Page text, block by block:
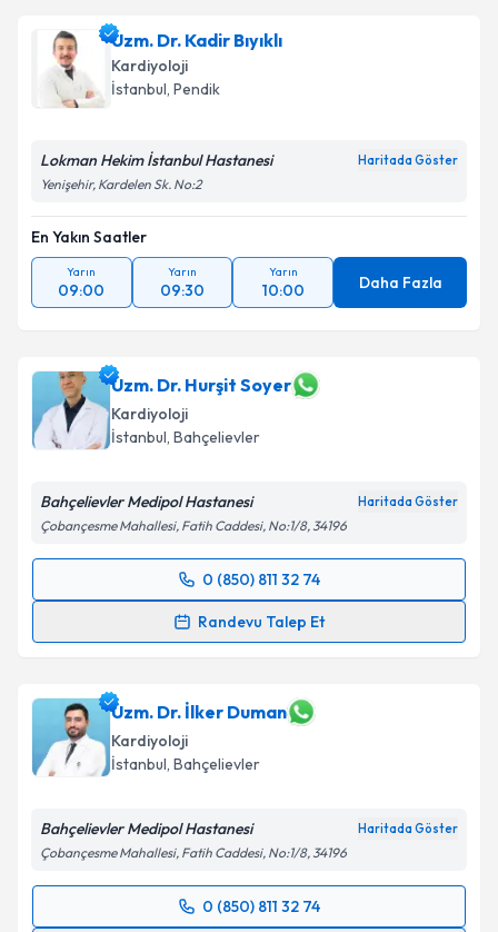
Uzm. Dr. Kadir Bıyıklı
Kardiyoloji
İstanbul, Pendik
Lokman Hekim İstanbul Hastanesi Haritada Göster
Yenişehir, Kardelen Sk. No:2
En Yakın Saatler
Yarın
09:00
Yarın
09:30
Yarın
10:00 Daha Fazla
Uzm. Dr. Hurşit Soyer
Kardiyoloji
İstanbul, Bahçelievler
Bahçelievler Medipol Hastanesi Haritada Göster
Çobançesme Mahallesi, Fatih Caddesi, No:1/8, 34196
0 (850) 811 32 74
Randevu Talep Et
Randevu Takvimi Talebi
takvim hazırlandığında e-posta ile bilgilendireceğiz.
E-posta Adresiniz
Kişisel verilerimin işlenmesine ilişkin
Metni'ni okudum ve kişisel verilerimin belirtilen
kapsamda işlenmesini kabul ediyorum.
Uzm. Dr. İlker Duman
Kardiyoloji
İstanbul, Bahçelievler
Bahçelievler Medipol Hastanesi Haritada Göster
Çobançesme Mahallesi, Fatih Caddesi, No:1/8, 34196
0 (850) 811 32 74
Randevu Takvimi Talebi